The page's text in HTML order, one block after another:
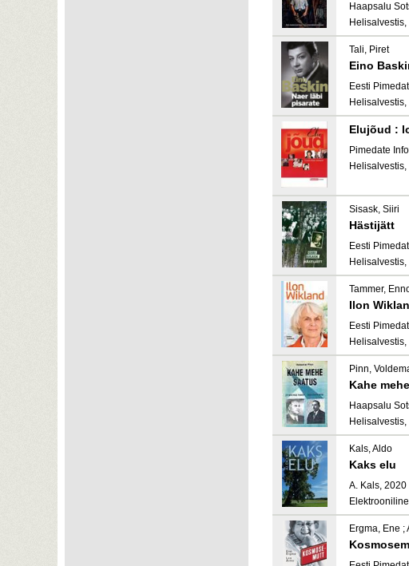
Haapsalu
Helisalvestis,
Tali, Piret
Eino
Eesti
Helisalvestis,
Elujõud :
Pimedate
Helisalvestis,
Sisask, Siiri
Hästijätt
Eesti
Helisalvestis,
Tammer,
Ilon
Eesti
Helisalvestis,
Pinn,
Kahe
Haapsalu
Helisalvestis,
Kals, Aldo
Kaks elu
A. Kals, 2020
Ergma, Ene ;